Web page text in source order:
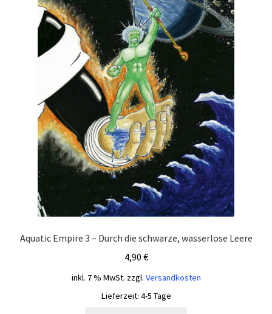
Aquatic Empire 3 – Durch die schwarze, wasserlose Leere
4,90 €
inkl. 7 % MwSt. zzgl. Versandkosten
Lieferzeit: 4-5 Tage